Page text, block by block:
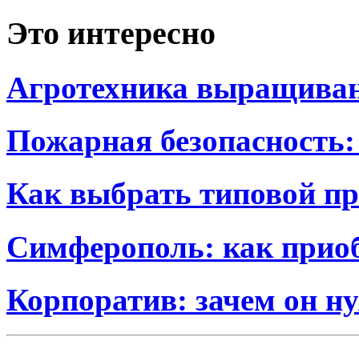
Это интересно
Агротехника
Пожарная
Как выбрать типовой
Симферополь: как
Корпоратив: зачем он